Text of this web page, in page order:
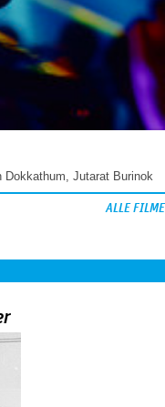
Dokkathum, Jutarat Burinok
ALLE FILME